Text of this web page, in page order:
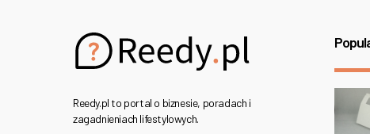
Reedy.pl to portal o biznesie, poradach i
zagadnieniach lifestylowych.